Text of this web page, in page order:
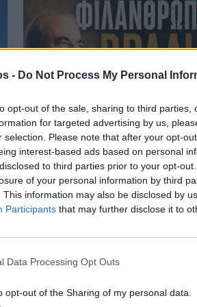
- Do Not Process My Personal
opt-out of the sale, sharing to third
for targeted advertising by us,
selection. Please note that after your opt-
interest-based ads based on personal
to third parties prior to your opt-
of your personal information by third
This information may also be disclosed by
Participants that may further disclose it to
Data Processing Opt Outs
opt-out of the Sharing of my personal data.
Πριν 2 μήνες
Μουσική βραδιά για τον
Χίου στα